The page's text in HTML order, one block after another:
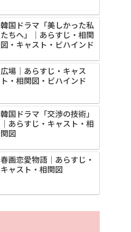
韓国ドラマ「美しかった私
たちへ」｜あらすじ・相関
図・キャスト・ビハインド
広場｜あらすじ・キャス
ト・相関図・ビハインド
韓国ドラマ「交渉の技術」
｜あらすじ・キャスト・相
関図
春画恋愛物語｜あらすじ・
キャスト・相関図